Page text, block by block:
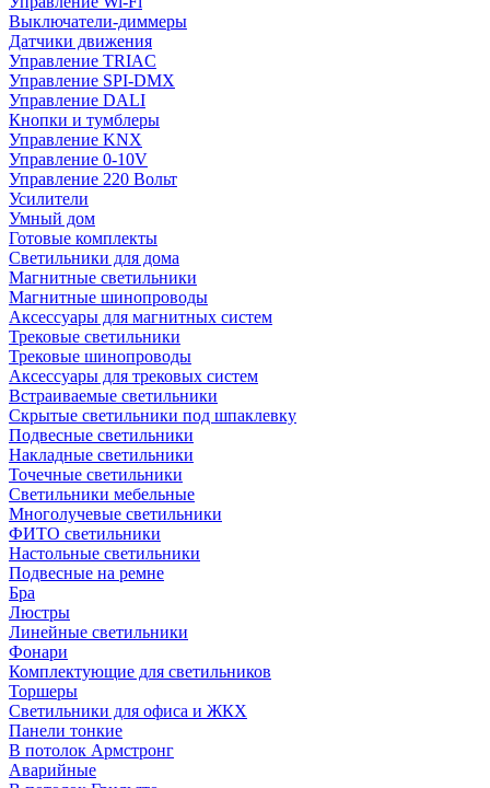
Выключатели-диммеры
Датчики движения
Управление TRIAC
Управление SPI-DMX
Управление DALI
Кнопки и тумблеры
Управление KNX
Управление 0-10V
Управление 220 Вольт
Усилители
Умный дом
Готовые комплекты
Светильники для дома
Магнитные светильники
Магнитные шинопроводы
Аксессуары для магнитных систем
Трековые светильники
Трековые шинопроводы
Аксессуары для трековых систем
Встраиваемые светильники
Скрытые светильники под шпаклевку
Подвесные светильники
Накладные светильники
Точечные светильники
Светильники мебельные
Многолучевые светильники
ФИТО светильники
Настольные светильники
Подвесные на ремне
Бра
Люстры
Линейные светильники
Фонари
Комплектующие для светильников
Торшеры
Светильники для офиса и ЖКХ
Панели тонкие
В потолок Армстронг
Аварийные